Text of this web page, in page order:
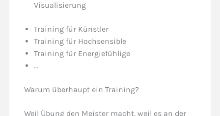
Visualisierung
Training für Künstler
Training für Hochsensible
Training für Energiefühlige
…
Warum überhaupt ein Training?
Weil Übung den Meister macht, weil es an der